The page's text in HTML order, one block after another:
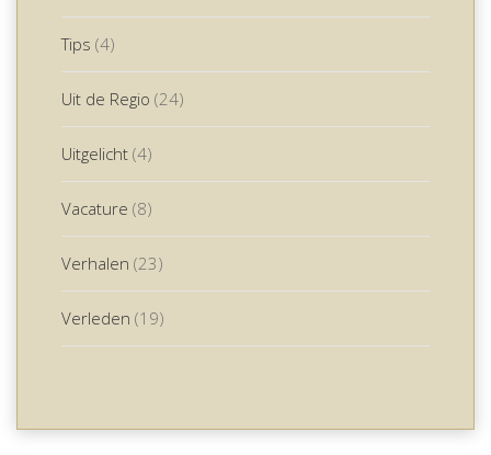
Tips (4)
Uit de Regio (24)
Uitgelicht (4)
Vacature (8)
Verhalen (23)
Verleden (19)